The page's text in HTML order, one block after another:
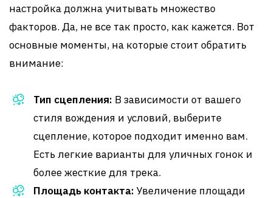
настройка должна учитывать множество
факторов. Да, не все так просто, как кажется. Вот
основные моменты, на которые стоит обратить
внимание:
Тип сцепления: В зависимости от вашего
стиля вождения и условий, выберите
сцепление, которое подходит именно вам.
Есть легкие варианты для уличных гонок и
более жесткие для трека.
Площадь контакта: Увеличение площади